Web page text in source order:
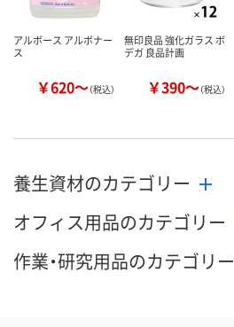
アルボース アルボナー
ス
￥620～（税込）
無印良品 強化ガラス ボ
デガ 良品計画
￥390～（税込）
養生資材のカテゴリー
オフィス用品のカテゴリー
作業・研究用品のカテゴリー